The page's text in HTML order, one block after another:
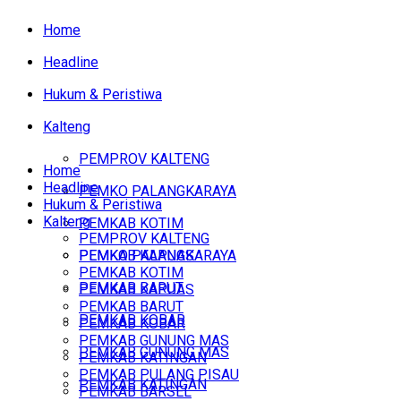
Home
Headline
Hukum & Peristiwa
Kalteng
PEMPROV KALTENG
PEMKO PALANGKARAYA
PEMKAB KOTIM
PEMKAB KAPUAS
PEMKAB BARUT
PEMKAB KOBAR
PEMKAB GUNUNG MAS
PEMKAB KATINGAN
Home
Headline
Hukum & Peristiwa
Kalteng
PEMPROV KALTENG
PEMKO PALANGKARAYA
PEMKAB KOTIM
PEMKAB KAPUAS
PEMKAB BARUT
PEMKAB KOBAR
PEMKAB GUNUNG MAS
PEMKAB KATINGAN
PEMKAB PULANG PISAU
PEMKAB BARSEL